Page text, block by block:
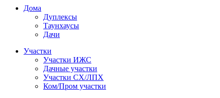
Дома
Дуплексы
Таунхаусы
Дачи
Участки
Участки ИЖС
Дачные участки
Участки СХ/ЛПХ
Ком/Пром участки